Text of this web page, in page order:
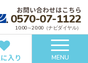
お問い合わせはこちら
0570-07-1122
10:00～20:00（ナビダイヤル）
入り MENU